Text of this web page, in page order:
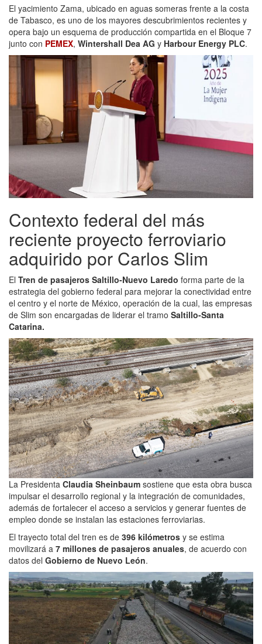
El yacimiento Zama, ubicado en aguas someras frente a la costa
de Tabasco, es uno de los mayores descubrimientos recientes y
opera bajo un esquema de producción compartida en el Bloque 7
junto con PEMEX, Wintershall Dea AG y Harbour Energy PLC.
Contexto federal del más
reciente proyecto ferroviario
adquirido por Carlos Slim
El Tren de pasajeros Saltillo-Nuevo Laredo forma parte de la
estrategia del gobierno federal para mejorar la conectividad entre
el centro y el norte de México, operación de la cual, las empresas
de Slim son encargadas de liderar el tramo Saltillo-Santa
Catarina.
La Presidenta Claudia Sheinbaum sostiene que esta obra busca
impulsar el desarrollo regional y la integración de comunidades,
además de fortalecer el acceso a servicios y generar fuentes de
empleo donde se instalan las estaciones ferroviarias.
El trayecto total del tren es de 396 kilómetros y se estima
movilizará a 7 millones de pasajeros anuales, de acuerdo con
datos del Gobierno de Nuevo León.